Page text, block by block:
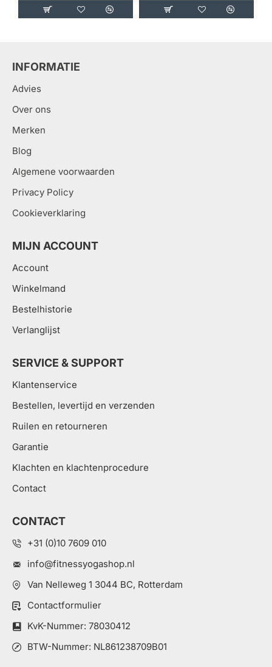
INFORMATIE
Advies
Over ons
Merken
Blog
Algemene voorwaarden
Privacy Policy
Cookieverklaring
MIJN ACCOUNT
Account
Winkelmand
Bestelhistorie
Verlanglijst
SERVICE & SUPPORT
Klantenservice
Bestellen, levertijd en verzenden
Ruilen en retourneren
Garantie
Klachten en klachtenprocedure
Contact
CONTACT
+31 (0)10 7609 010
info@fitnessyogashop.nl
Van Nelleweg 1 3044 BC, Rotterdam
Contactformulier
KvK-Nummer: 78030412
BTW-Nummer: NL861238709B01